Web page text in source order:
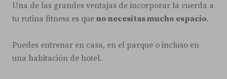
Una de las grandes ventajas de incorporar la cuerda a
tu rutina fitness es que no necesitas mucho espacio.
Puedes entrenar en casa, en el parque o incluso en
una habitación de hotel.